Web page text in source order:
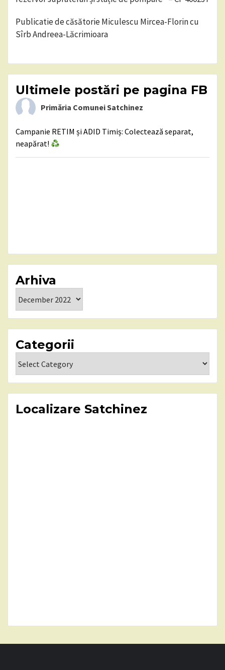
Publicatie de căsătorie Miculescu Mircea-Florin cu
Sîrb Andreea-Lăcrimioara
Ultimele postări pe pagina FB
Primăria Comunei Satchinez
Campanie RETIM și ADID Timiș: Colectează separat,
neapărat!
Arhiva
Categorii
Localizare Satchinez